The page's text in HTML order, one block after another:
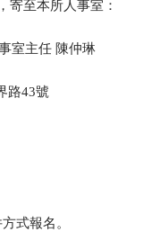
寄至本所人事室：
室主任 陳仲琳
路43號
式報名。